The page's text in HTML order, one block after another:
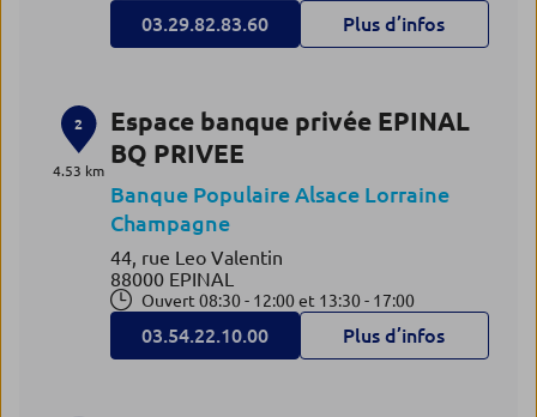
03.29.82.83.60 Plus d’infos
2
4.53 km
Espace banque privée EPINAL
BQ PRIVEE
Banque Populaire Alsace Lorraine
Champagne
44, rue Leo Valentin
88000 EPINAL
Ouvert 08:30 - 12:00 et 13:30 - 17:00
03.54.22.10.00 Plus d’infos